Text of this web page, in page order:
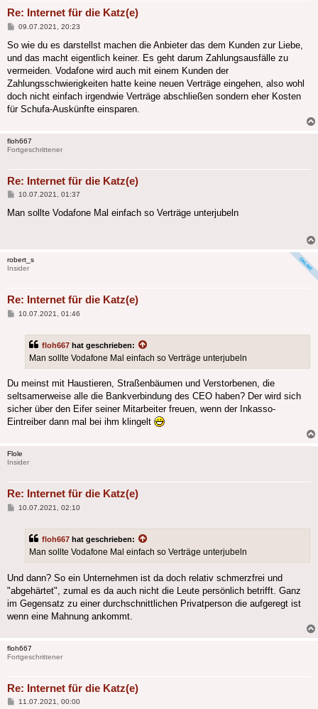
Re: Internet für die Katz(e)
Beitrag
09.07.2021, 20:23
So wie du es darstellst machen die Anbieter das dem Kunden zur Liebe,
und das macht eigentlich keiner. Es geht darum Zahlungsausfälle zu
vermeiden. Vodafone wird auch mit einem Kunden der
Zahlungsschwierigkeiten hatte keine neuen Verträge eingehen, also wohl
doch nicht einfach irgendwie Verträge abschließen sondern eher Kosten
für Schufa-Auskünfte einsparen.
floh667
Fortgeschrittener
Re: Internet für die Katz(e)
Beitrag
10.07.2021, 01:37
Man sollte Vodafone Mal einfach so Verträge unterjubeln
robert_s
Insider
Re: Internet für die Katz(e)
Beitrag
10.07.2021, 01:46
floh667 hat geschrieben:
Man sollte Vodafone Mal einfach so Verträge unterjubeln
Du meinst mit Haustieren, Straßenbäumen und Verstorbenen, die
seltsamerweise alle die Bankverbindung des CEO haben? Der wird sich
sicher über den Eifer seiner Mitarbeiter freuen, wenn der Inkasso-
Eintreiber dann mal bei ihm klingelt
Flole
Insider
Re: Internet für die Katz(e)
Beitrag
10.07.2021, 02:10
floh667 hat geschrieben:
Man sollte Vodafone Mal einfach so Verträge unterjubeln
Und dann? So ein Unternehmen ist da doch relativ schmerzfrei und
"abgehärtet", zumal es da auch nicht die Leute persönlich betrifft. Ganz
im Gegensatz zu einer durchschnittlichen Privatperson die aufgeregt ist
wenn eine Mahnung ankommt.
floh667
Fortgeschrittener
Re: Internet für die Katz(e)
Beitrag
11.07.2021, 00:00